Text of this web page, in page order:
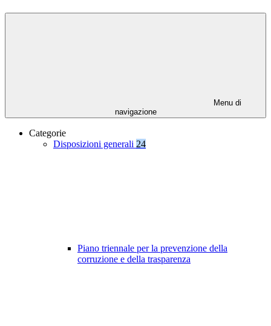
Menu di
navigazione
Categorie
Disposizioni generali 24
Piano triennale per la prevenzione della
corruzione e della trasparenza